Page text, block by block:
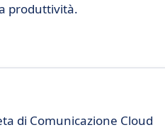
produttività.
di Comunicazione Cloud